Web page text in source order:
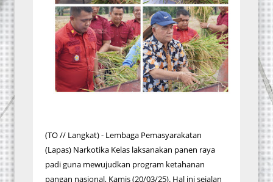
(TO // Langkat) - Lembaga Pemasyarakatan
(Lapas) Narkotika Kelas laksanakan panen raya
padi guna mewujudkan program ketahanan
pangan nasional, Kamis (20/03/25). Hal ini sejalan